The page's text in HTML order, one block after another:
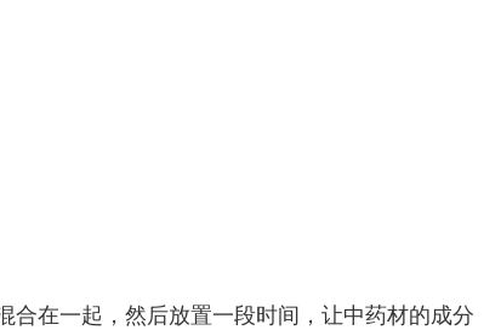
合在一起，然后放置一段时间，让中药材的成分